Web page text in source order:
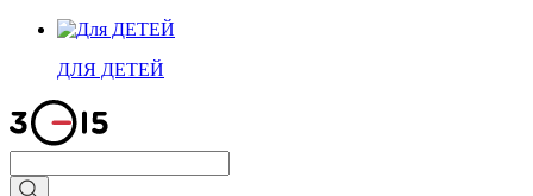
ДЛЯ ДЕТЕЙ